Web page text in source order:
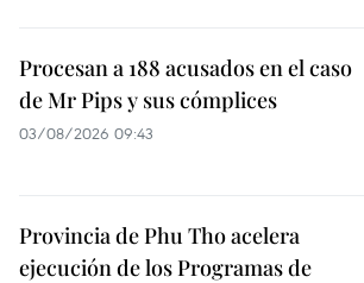
Procesan a 188 acusados en el caso
de Mr Pips y sus cómplices
03/08/2026 09:43
Provincia de Phu Tho acelera
ejecución de los Programas de